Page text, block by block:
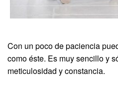
Con un poco de paciencia
como éste. Es muy sencillo y
meticulosidad y constancia.